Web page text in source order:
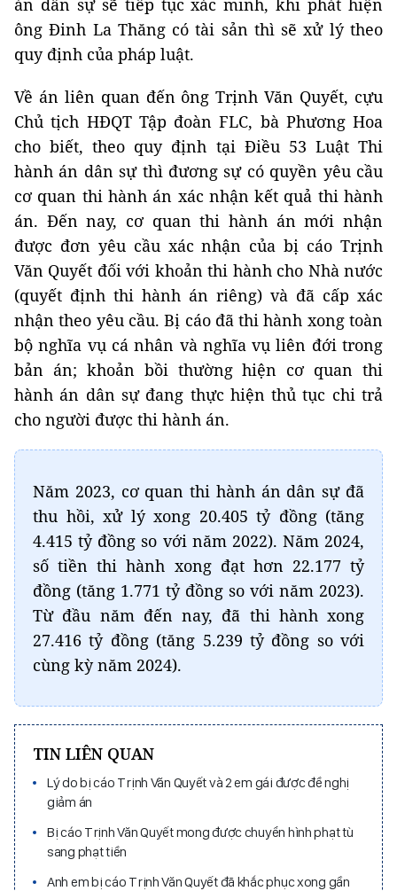
án dân sự sẽ tiếp tục xác minh, khi phát hiện
ông Đinh La Thăng có tài sản thì sẽ xử lý theo
quy định của pháp luật.
Về án liên quan đến ông Trịnh Văn Quyết, cựu
Chủ tịch HĐQT Tập đoàn FLC, bà Phương Hoa
cho biết, theo quy định tại Điều 53 Luật Thi
hành án dân sự thì đương sự có quyền yêu cầu
cơ quan thi hành án xác nhận kết quả thi hành
án. Đến nay, cơ quan thi hành án mới nhận
được đơn yêu cầu xác nhận của bị cáo Trịnh
Văn Quyết đối với khoản thi hành cho Nhà nước
(quyết định thi hành án riêng) và đã cấp xác
nhận theo yêu cầu. Bị cáo đã thi hành xong toàn
bộ nghĩa vụ cá nhân và nghĩa vụ liên đới trong
bản án; khoản bồi thường hiện cơ quan thi
hành án dân sự đang thực hiện thủ tục chi trả
cho người được thi hành án.
Năm 2023, cơ quan thi hành án dân sự đã
thu hồi, xử lý xong 20.405 tỷ đồng (tăng
4.415 tỷ đồng so với năm 2022). Năm 2024,
số tiền thi hành xong đạt hơn 22.177 tỷ
đồng (tăng 1.771 tỷ đồng so với năm 2023).
Từ đầu năm đến nay, đã thi hành xong
27.416 tỷ đồng (tăng 5.239 tỷ đồng so với
cùng kỳ năm 2024).
TIN LIÊN QUAN
Lý do bị cáo Trịnh Văn Quyết và 2 em gái được đề nghị
giảm án
Bị cáo Trịnh Văn Quyết mong được chuyển hình phạt tù
sang phạt tiền
Anh em bị cáo Trịnh Văn Quyết đã khắc phục xong gần